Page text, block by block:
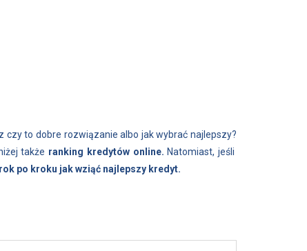
to dobre rozwiązanie albo jak wybrać najlepszy?
także ranking kredytów online. Natomiast, jeśli
po kroku jak wziąć najlepszy kredyt.